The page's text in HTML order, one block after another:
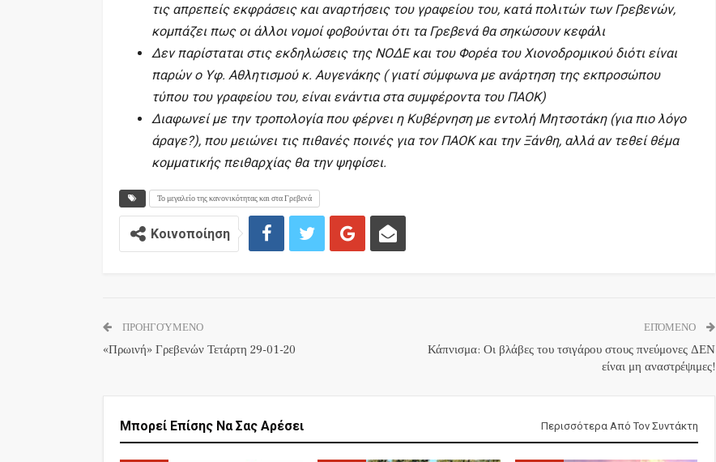
τις απρεπείς εκφράσεις και αναρτήσεις του γραφείου του, κατά πολιτών των Γρεβενών,
κομπάζει πως οι άλλοι νομοί φοβούνται ότι τα Γρεβενά θα σηκώσουν κεφάλι
Δεν παρίσταται στις εκδηλώσεις της ΝΟΔΕ και του Φορέα του Χιονοδρομικού διότι είναι
παρών ο Υφ. Αθλητισμού κ. Αυγενάκης ( γιατί σύμφωνα με ανάρτηση της εκπροσώπου
τύπου του γραφείου του, είναι ενάντια στα συμφέροντα του ΠΑΟΚ)
Διαφωνεί με την τροπολογία που φέρνει η Κυβέρνηση με εντολή Μητσοτάκη (για πιο λόγο
άραγε?), που μειώνει τις πιθανές ποινές για τον ΠΑΟΚ και την Ξάνθη, αλλά αν τεθεί θέμα
κομματικής πειθαρχίας θα την ψηφίσει.
Το μεγαλείο της κανονικότητας και στα Γρεβενά
Κοινοποίηση
ΠΡΟΗΓΟΎΜΕΝΟ
«Πρωινή» Γρεβενών Τετάρτη 29-01-20
ΕΠΌΜΕΝΟ
Κάπνισμα: Οι βλάβες του τσιγάρου στους πνεύμονες ΔΕΝ
είναι μη αναστρέψιμες!
Μπορεί Επίσης Να Σας Αρέσει Περισσότερα Από Τον Συντάκτη